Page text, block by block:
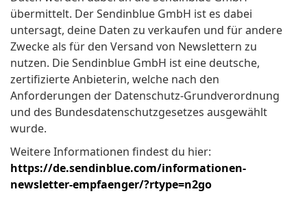
übermittelt. Der Sendinblue GmbH ist es dabei
untersagt, deine Daten zu verkaufen und für andere
Zwecke als für den Versand von Newslettern zu
nutzen. Die Sendinblue GmbH ist eine deutsche,
zertifizierte Anbieterin, welche nach den
Anforderungen der Datenschutz-Grundverordnung
und des Bundesdatenschutzgesetzes ausgewählt
wurde.
Weitere Informationen findest du hier:
https://de.sendinblue.com/informationen-
newsletter-empfaenger/?rtype=n2go